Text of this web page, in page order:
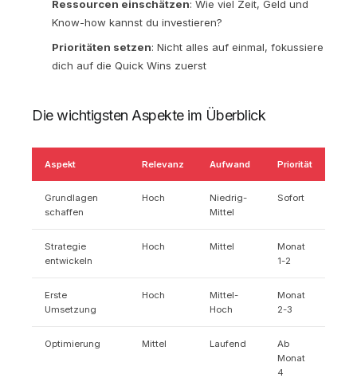
Ressourcen einschätzen: Wie viel Zeit, Geld und
Know-how kannst du investieren?
Prioritäten setzen: Nicht alles auf einmal, fokussiere
dich auf die Quick Wins zuerst
Die wichtigsten Aspekte im Überblick
Aspekt Relevanz Aufwand Priorität
Grundlagen
schaffen
Hoch
Niedrig-
Mittel
Sofort
Strategie
entwickeln
Hoch Mittel
Monat
1-2
Erste
Umsetzung
Hoch
Mittel-
Hoch
Monat
2-3
Optimierung Mittel Laufend
Ab
Monat
4